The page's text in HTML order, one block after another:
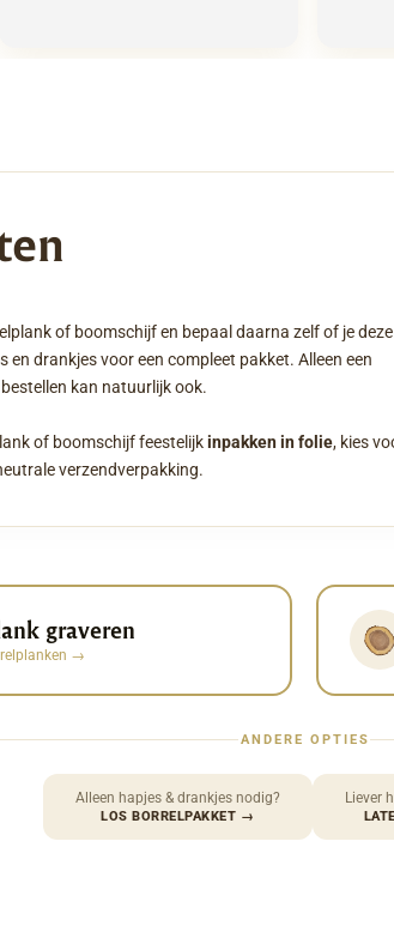
of boomschijf en bepaal daarna zelf of je deze
drankjes voor een compleet pakket. Alleen een
kan natuurlijk ook.
of boomschijf feestelijkinpakken in folie, kies
verzendverpakking.
graveren
→
ANDERE OPTIES
Alleen hapjes & drankjes nodig?
LOS BORRELPAKKET →
Liever